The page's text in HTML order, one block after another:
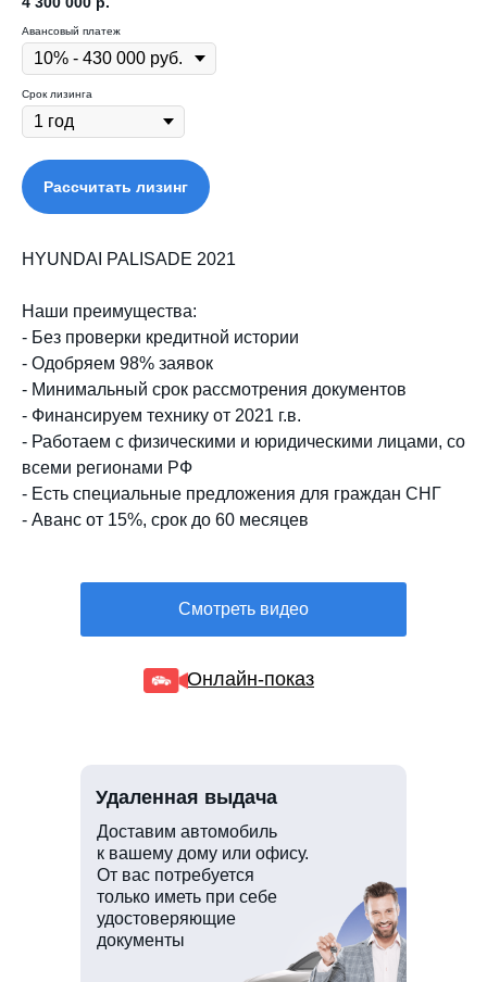
Авансовый платеж
Срок лизинга
Рассчитать лизинг
HYUNDAI PALISADE 2021
Наши преимущества:
- Без проверки кредитной истории
- Одобряем 98% заявок
- Минимальный срок рассмотрения документов
- Финансируем технику от 2021 г.в.
- Работаем с физическими и юридическими лицами, со
всеми регионами РФ
- Есть специальные предложения для граждан СНГ
- Аванс от 15%, срок до 60 месяцев
Смотреть видео
Онлайн-показ
Доставим автомобиль
к вашему дому или офису.
От вас потребуется
только иметь при себе
удостоверяющие
документы
Удаленная выдача